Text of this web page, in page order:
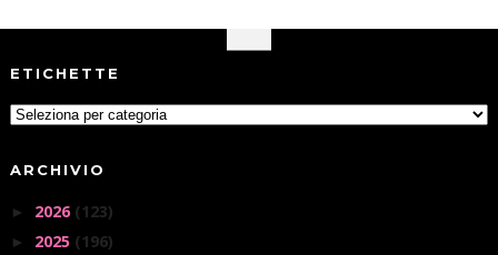
ETICHETTE
ARCHIVIO
► 2026 (123)
► 2025 (196)